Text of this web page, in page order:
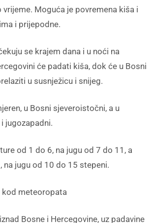
Moguća je povremena kiša i
i prijepodne.
se krajem dana i u noći na
će padati kiša, dok će u Bosni
u susnježicu i snijeg.
u Bosni sjeveroistočni, a u
jugozapadni.
od 1 do 6, na jugu od 7 do 11, a
na jugu od 10 do 15 stepeni.
kod meteoropata
Bosne i Hercegovine, uz padavine